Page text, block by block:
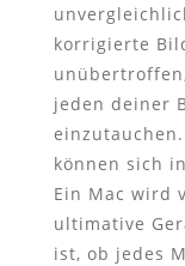
korrigierte
jeden deiner
können sich
Ein Mac wird
ultimative
ist, ob jedes